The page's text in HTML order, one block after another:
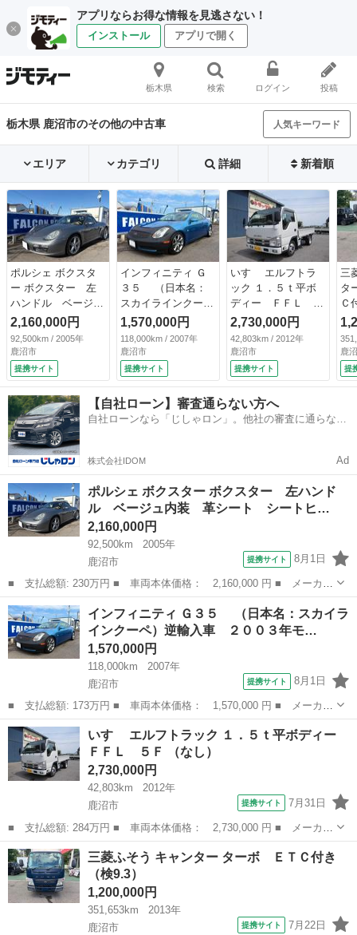
アプリならお得な情報を見逃さない！
インストール アプリで開く
栃木県 検索 ログイン 投稿
栃木県 鹿沼市のその他の中古車 人気キーワード
エリア カテゴリ 詳細 新着順
ポルシェ ボクスタ
ー ボクスター 左
ハンドル ベージュ
内装 革シート シ
ートヒーター １８
ＡＷ 取扱説明書
社外ナビ バックカ
メラ ＥＴＣ ドラ
レコ （検8.11）
2,160,000円
92,500km / 2005年
鹿沼市
提携サイト
インフィニティ Ｇ
３５ （日本名：
スカイラインクー
ペ）逆輸入車 ２０
０３年モデル 左ハ
ンドル サンルー
フ 黒革 １８Ａ
Ｗ 新品ノーズブ
ラ ナビ ＥＴＣ
純正色（カリビアン
ブルー）オールペン
1,570,000円
118,000km / 2007年
鹿沼市
提携サイト
いすゞ エルフトラ
ック １．５ｔ平ボ
ディー ＦＦＬ ５
Ｆ （なし）
2,730,000円
42,803km / 2012年
鹿沼市
提携サイト
三
タ
Ｃ
鹿
提
【自社ローン】審査通らない方へ
自社ローンなら「じしゃロン」。他社の審査に通らなか
株式会社IDOM Ad
ポルシェ ボクスター ボクスター 左ハンド
ル ベージュ内装 革シート シートヒ…
2,160,000円
92,500km
2005年
鹿沼市
提携サイト 8月1日
■ 支払総額: 230万円 ■ 車両本体価格： 2,160,000 円 ■ メーカー
名： ポルシェ ■ 車種名： ボクスター ■ グレード名： ボクス
ター 左ハンドル ベージュ内装 革シート シートヒーター １８
ＡＷ 取扱...
栃木 鹿沼市
インフィニティ Ｇ３５ （日本名：スカイラ
インクーペ）逆輸入車 ２００３年モ…
1,570,000円
118,000km
2007年
鹿沼市
提携サイト 8月1日
■ 支払総額: 173万円 ■ 車両本体価格： 1,570,000 円 ■ メーカー
名： インフィニティ ■ 車種名： Ｇ３５ ■ グレード名：
（日本名：スカイラインクーペ）逆輸入車 ２００３年モデル 左ハ
ンドル サン...
栃木 鹿沼市 その他
いすゞ エルフトラック １．５ｔ平ボディー
ＦＦＬ ５Ｆ （なし）
2,730,000円
42,803km
2012年
鹿沼市
提携サイト 7月31日
■ 支払総額: 284万円 ■ 車両本体価格： 2,730,000 円 ■ メーカー
名： いすゞ ■ 車種名： エルフトラック ■ グレード名： １．
５ｔ平ボディー ＦＦＬ ５Ｆ ■ 排気量： 3000cc ■ ドア枚
数：...
栃木 鹿沼市 その他
三菱ふそう キャンター ターボ ＥＴＣ付き
（検9.3）
1,200,000円
351,653km
2013年
鹿沼市
提携サイト 7月22日